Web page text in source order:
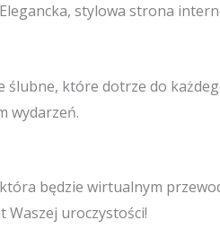
stylowa strona
które dotrze do
wydarzeń.
będzie wirtualnym
Waszej uroczystości!